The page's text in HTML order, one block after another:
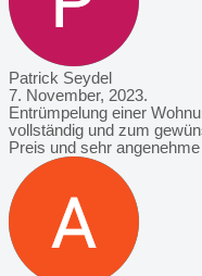
Patrick Seydel
7. November, 2023.
Entrümpelung einer
vollständig und zum
Preis und sehr